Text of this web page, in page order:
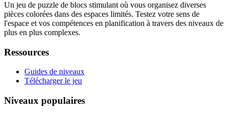
Un jeu de puzzle de blocs stimulant où vous organisez diverses
pièces colorées dans des espaces limités. Testez votre sens de
l'espace et vos compétences en planification à travers des niveaux de
plus en plus complexes.
Ressources
Guides de niveaux
Télécharger le jeu
Niveaux populaires